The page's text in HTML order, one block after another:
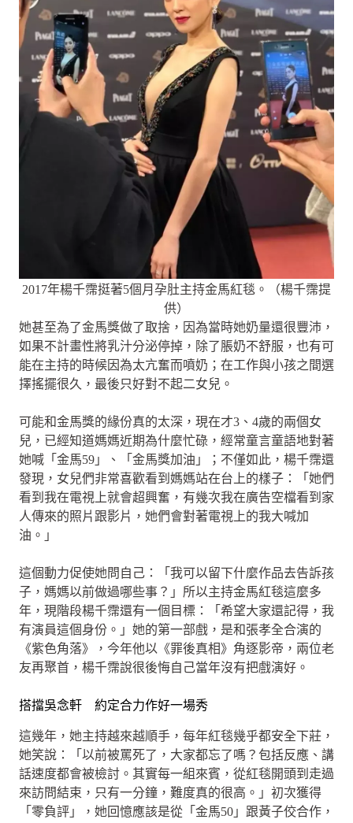
2017年楊千霈挺著5個月孕肚主持金馬紅毯。（楊千霈提
供）
她甚至為了金馬獎做了取捨，因為當時她奶量還很豐沛，
如果不計畫性將乳汁分泌停掉，除了脹奶不舒服，也有可
能在主持的時候因為太亢奮而噴奶；在工作與小孩之間選
擇搖擺很久，最後只好對不起二女兒。
可能和金馬獎的緣份真的太深，現在才3、4歲的兩個女
兒，已經知道媽媽近期為什麼忙碌，經常童言童語地對著
她喊「金馬59」、「金馬獎加油」；不僅如此，楊千霈還
發現，女兒們非常喜歡看到媽媽站在台上的樣子：「她們
看到我在電視上就會超興奮，有幾次我在廣告空檔看到家
人傳來的照片跟影片，她們會對著電視上的我大喊加
油。」
這個動力促使她問自己：「我可以留下什麼作品去告訴孩
子，媽媽以前做過哪些事？」所以主持金馬紅毯這麼多
年，現階段楊千霈還有一個目標：「希望大家還記得，我
有演員這個身份。」她的第一部戲，是和張孝全合演的
《紫色角落》，今年他以《罪後真相》角逐影帝，兩位老
友再聚首，楊千霈說很後悔自己當年沒有把戲演好。
搭擋吳念軒 約定合力作好一場秀
這幾年，她主持越來越順手，每年紅毯幾乎都安全下莊，
她笑說：「以前被罵死了，大家都忘了嗎？包括反應、講
話速度都會被檢討。其實每一組來賓，從紅毯開頭到走過
來訪問結束，只有一分鐘，難度真的很高。」初次獲得
「零負評」，她回憶應該是從「金馬50」跟黃子佼合作，